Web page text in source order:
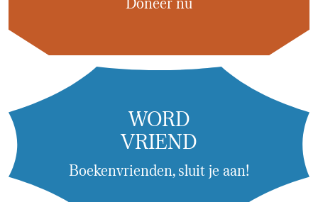
WORD
VRIEND
Boekenvrienden, sluit je aan!